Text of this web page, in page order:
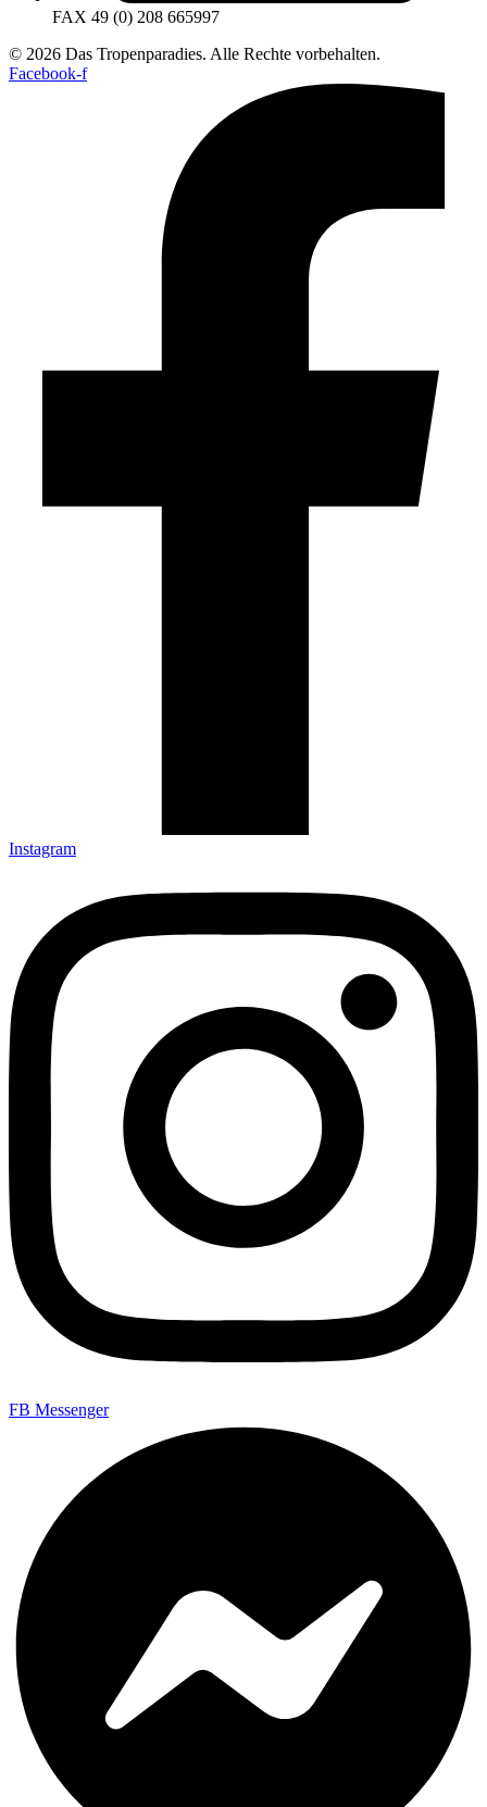
FAX 49 (0) 208 665997
© 2026 Das Tropenparadies. Alle Rechte vorbehalten.
Facebook-f
Instagram
FB Messenger